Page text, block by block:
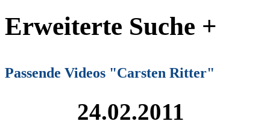
Erweiterte Suche +
Passende Videos "Carsten Ritter"
24.02.2011